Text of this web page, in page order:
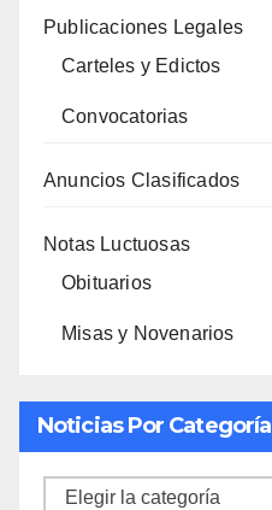
Publicaciones Legales
Carteles y Edictos
Convocatorias
Anuncios Clasificados
Notas Luctuosas
Obituarios
Misas y Novenarios
Noticias Por Categoría
Noticias